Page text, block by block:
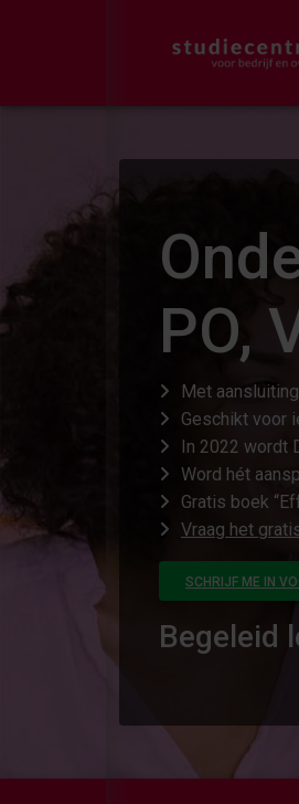
PO,
Met
Geschikt voor
In 2022 wordt
Word hét
Gratis boek
Vraag het
SCHRIJF ME IN
Begeleid